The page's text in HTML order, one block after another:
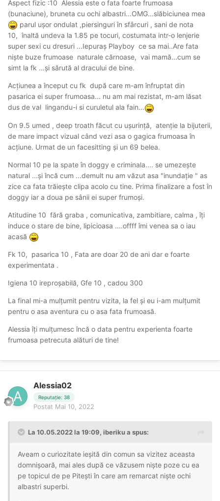
Aspect fizic :10 Alessia este o fata foarte frumoasa
(bunaciune), bruneta cu ochi albastri...OMG...slăbiciunea mea
parul ușor ondulat ,piersinguri în sfârcuri , sani de nota
10, înaltă undeva la 1.85 pe tocuri, costumata intr-o lenjerie
super sexi cu dresuri ...Iepuraș Playboy ce sa mai..Are fata
niște buze frumoase naturale cărnoase, vai mamă...cum se
simt la fk ...și sărută al dracului de bine.
Acțiunea a început cu fk după care m-am înfruptat din
pasarica ei super frumoasa... nu am mai rezistat, m-am lăsat
dus de val lingandu-i si curuletul ala fain...
On 9.5 umed , deep troath făcut cu ușurință, atenție la bijuterii,
de mare impact vizual când vezi asa o gagica frumoasa în
acțiune. Urmat de un facesitting și un 69 belea.
Normal 10 pe la spate în doggy e criminala.... se umezește
natural ...și încă cum ...demult nu am văzut asa "inundație " as
zice ca fata trăiește clipa acolo cu tine. Prima finalizare a fost în
doggy iar a doua pe sânii ei super frumoși.
Atitudine 10 fără graba , comunicativa, zambitiare, calma , îți
induce o stare de bine, lipicioasa ....offff îmi venea sa o iau
acasă
Fk 10, pasarica 10 , Fata are doar 20 de ani dar e foarte
experimentata .
Igiena 10 ireproșabilă, Gfe 10 , cadou 300
La final mi-a mulțumit pentru vizita, la fel și eu i-am mulțumit
pentru o asa aventura cu o asa fata frumoasă.
Alessia îți mulțumesc încă o data pentru experienta foarte
frumoasa petrecuta alături de tine!
Alessia02
Reputație: 38
Postat Mai 10, 2022
La 10.05.2022 la 19:09, iberikua spus:
Aveam o curiozitate ieșită din comun sa vizitez aceasta
domnișoară, mai ales după ce văzusem niște poze cu ea
pe topicul de pe Pitești în care am remarcat niște ochi
albastri superbi.